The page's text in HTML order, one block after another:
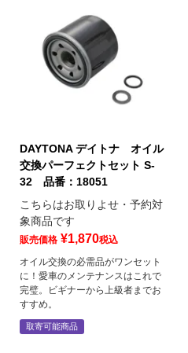
DAYTONA デイトナ オイル
交換パーフェクトセット S-
32 品番：18051
こちらはお取りよせ・予約対
象商品です
販売価格 ¥1,870税込
オイル交換の必需品がワンセット
に！愛車のメンテナンスはこれで
完璧。ビギナーから上級者までお
すすめ。
取寄可能商品